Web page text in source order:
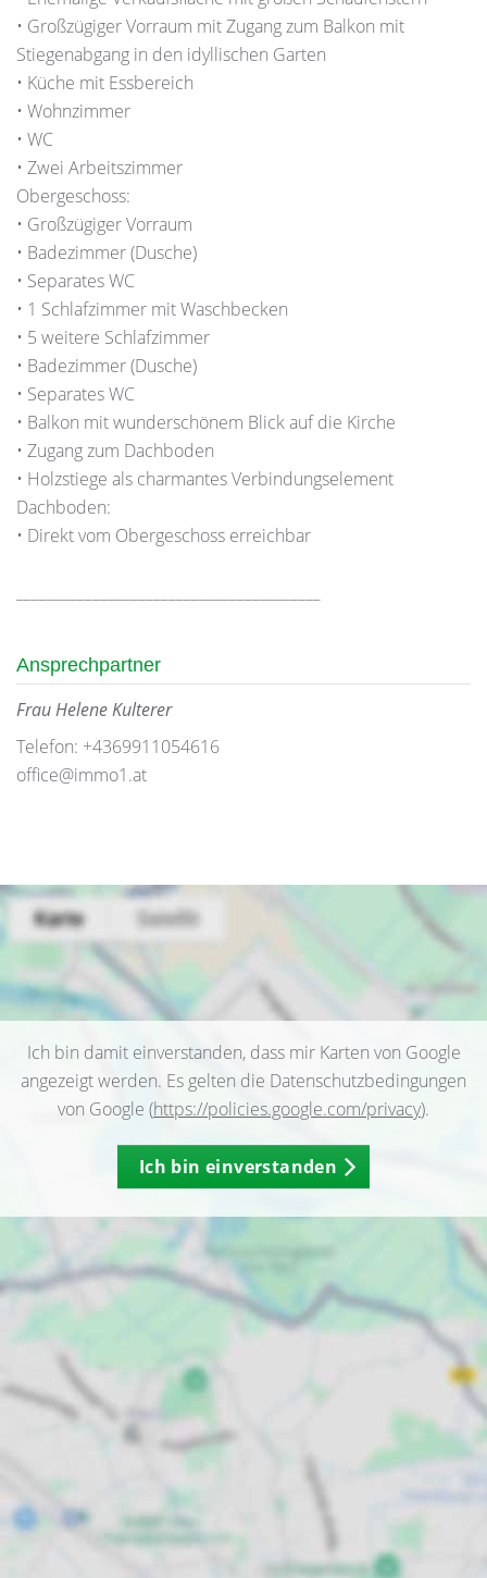
• Großzügiger Vorraum mit Zugang zum Balkon mit
Stiegenabgang in den idyllischen Garten
• Küche mit Essbereich
• Wohnzimmer
• WC
• Zwei Arbeitszimmer
Obergeschoss:
• Großzügiger Vorraum
• Badezimmer (Dusche)
• Separates WC
• 1 Schlafzimmer mit Waschbecken
• 5 weitere Schlafzimmer
• Badezimmer (Dusche)
• Separates WC
• Balkon mit wunderschönem Blick auf die Kirche
• Zugang zum Dachboden
• Holzstiege als charmantes Verbindungselement
Dachboden:
• Direkt vom Obergeschoss erreichbar
Ansprechpartner
Frau Helene Kulterer
Telefon: +4369911054616
office@immo1.at
Ich bin damit einverstanden, dass mir Karten von Google
angezeigt werden. Es gelten die Datenschutzbedingungen
von Google (https://policies.google.com/privacy).
Ich bin einverstanden